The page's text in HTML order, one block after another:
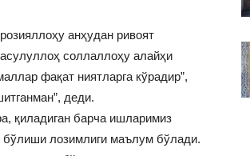
анҳудан ривоят
соллаллоҳу алайҳи
фақат ниятларга кўрадир”,
деди.
қиладиган барча ишларимиз
бўлиши лозимлиги маълум бўлади.